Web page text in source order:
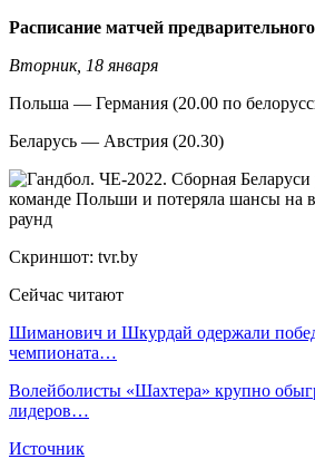
Расписание матчей
Вторник, 18 января
Польша — Германия (20.00 по
Беларусь — Австрия (20.30)
Скриншот: tvr.by
Сейчас читают
Шиманович и Шкурдай одержали
чемпионата…
Волейболисты «Шахтера» крупно
лидеров…
Источник